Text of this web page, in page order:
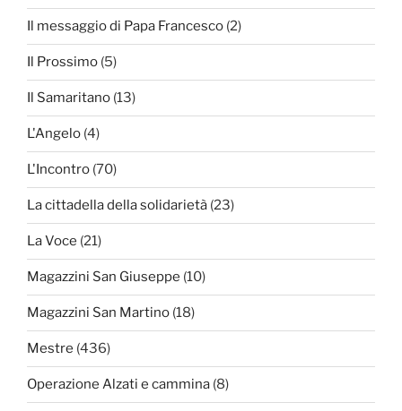
Il messaggio di Papa Francesco (2)
Il Prossimo (5)
Il Samaritano (13)
L'Angelo (4)
L'Incontro (70)
La cittadella della solidarietà (23)
La Voce (21)
Magazzini San Giuseppe (10)
Magazzini San Martino (18)
Mestre (436)
Operazione Alzati e cammina (8)